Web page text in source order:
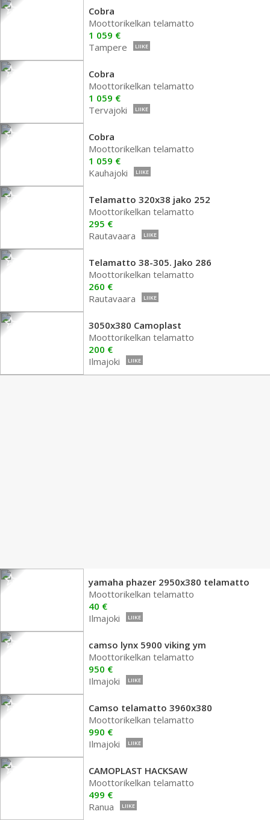
Cobra
Moottorikelkan telamatto
1 059 €
Tampere
LIIKE
Cobra
Moottorikelkan telamatto
1 059 €
Tervajoki
LIIKE
Cobra
Moottorikelkan telamatto
1 059 €
Kauhajoki
LIIKE
Telamatto 320x38 jako 252
Moottorikelkan telamatto
295 €
Rautavaara
LIIKE
Telamatto 38-305. Jako 286
Moottorikelkan telamatto
260 €
Rautavaara
LIIKE
3050x380 Camoplast
Moottorikelkan telamatto
200 €
Ilmajoki
LIIKE
yamaha phazer 2950x380 telamatto
Moottorikelkan telamatto
40 €
Ilmajoki
LIIKE
camso lynx 5900 viking ym
Moottorikelkan telamatto
950 €
Ilmajoki
LIIKE
Camso telamatto 3960x380
Moottorikelkan telamatto
990 €
Ilmajoki
LIIKE
CAMOPLAST HACKSAW
Moottorikelkan telamatto
499 €
Ranua
LIIKE